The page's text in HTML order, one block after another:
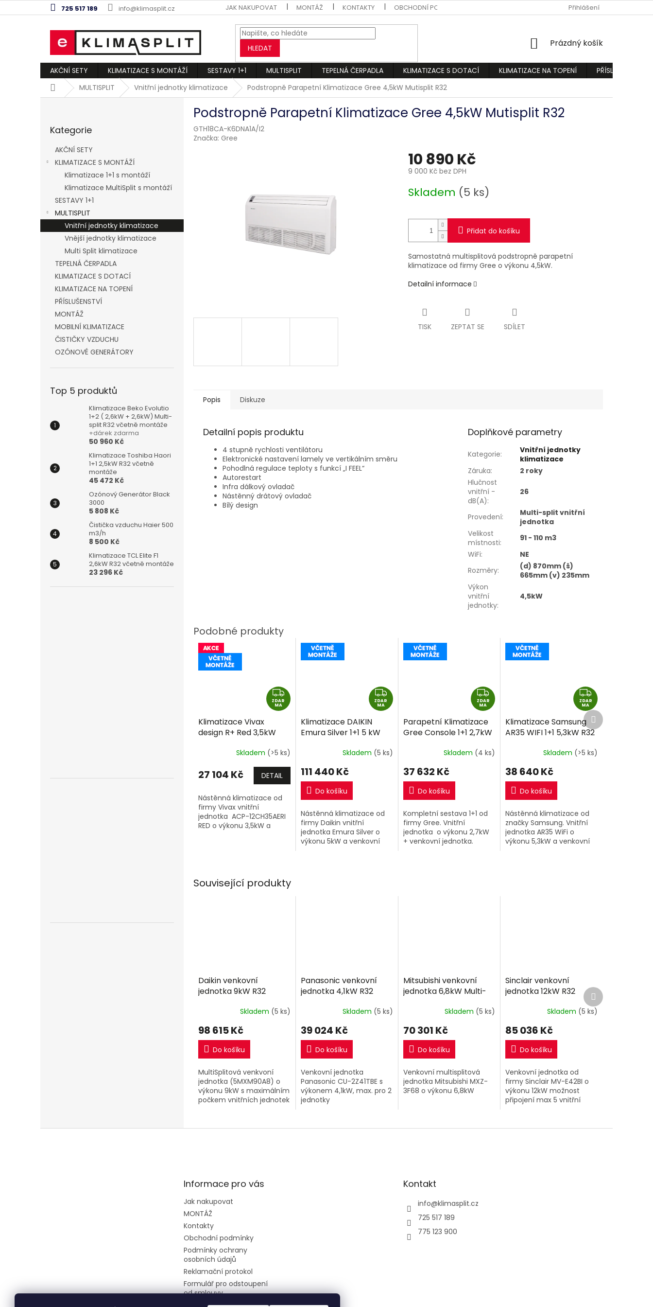
na
725 517 189 info@klimasplit.cz JAK NAKUPOVAT MONTÁŽ KONTAKTY OBCHODNÍ PODMÍNKY PODMÍNKY OCHRANY OSOBNÍCH ÚDAJŮ
Přihlášení
HLEDAT
NÁKUPNÍ
Prázdný košík
AKČNÍ SETY KLIMATIZACE S MONTÁŽÍ SESTAVY 1+1 MULTISPLIT TEPELNÁ ČERPADLA KLIMATIZACE S DOTACÍ KLIMATIZACE NA TOPENÍ
PŘÍSLUŠENSTVÍ
DomůMULTISPLIT Vnitřní jednotky klimatizace Podstropně Parapetní Klimatizace Gree 4,5kW Mutisplit R32
n
e
kategorie
Kategorie
AKČNÍ SETY
KLIMATIZACE S MONTÁŽÍ
Klimatizace 1+1 s montáží
Klimatizace MultiSplit s montáží
SESTAVY 1+1
MULTISPLIT
Vnitřní jednotky klimatizace
Vnější jednotky klimatizace
Multi Split klimatizace
TEPELNÁ ČERPADLA
KLIMATIZACE S DOTACÍ
KLIMATIZACE NA TOPENÍ
PŘÍSLUŠENSTVÍ
MONTÁŽ
MOBILNÍ KLIMATIZACE
ČISTIČKY VZDUCHU
OZÓNOVÉ GENERÁTORY
Top 5 produktů
Klimatizace Beko Evolutio
1+2 ( 2,6kW + 2,6kW) Multi-
split R32 včetně montáže
+dárek zdarma
50 960 Kč
Klimatizace Toshiba Haori
1+1 2,5kW R32 včetně
montáže
45 472 Kč
Ozónový Generátor Black
3000
5 808 Kč
Čistička vzduchu Haier 500
m3/h
8 500 Kč
Klimatizace TCL Elite F1
2,6kW R32 včetně montáže
23 296 Kč
Podstropně Parapetní Klimatizace Gree 4,5kW Mutisplit R32
GTH18CA-K6DNA1A/I2
Značka: Gree
10 890 Kč
9 000 Kč bez DPH
cena:
Skladem (5 ks)
Přidat do košíku
Samostatná multisplitová podstropně parapetní
klimatizace od firmy Gree o výkonu 4,5kW.
Detailní informace
TISK ZEPTAT SE SDÍLET
Související produkty
Daikin venkovní
jednotka 9kW R32
Skladem (5 ks)
98 615 Kč
Do košíku
MultiSplitová venkvoní
jednotka (5MXM90A8) o
výkonu 9kW s maximálním
počkem vnitřních jednotek
Panasonic venkovní
jednotka 4,1kW R32
Skladem (5 ks)
39 024 Kč
Do košíku
Venkovní jednotka
Panasonic CU-2Z41TBE s
výkonem 4,1kW, max. pro 2
jednotky
Mitsubishi venkovní
jednotka 6,8kW Multi-
Skladem (5 ks)
70 301 Kč
Do košíku
Venkovní multisplitová
jednotka Mitsubishi MXZ-
3F68 o výkonu 6,8kW
Sinclair venkovní
jednotka 12kW R32
Skladem (5 ks)
85 036 Kč
Do košíku
Venkovní jednotka od
firmy Sinclair MV-E42BI o
výkonu 12kW možnost
připojení max 5 vnitřní
Další
produkt
Popis Diskuze
Detailní popis produktu
4 stupně rychlosti ventilátoru
Elektronické nastavení lamely ve vertikálním směru
Pohodlná regulace teploty s funkcí „I FEEL“
Autorestart
Infra dálkový ovladač
Nástěnný drátový ovladač
Bílý design
Doplňkové parametry
Kategorie:
Vnitřní jednotky
klimatizace
Záruka:
2 roky
Hlučnost
vnitřní -
dB(A):
26
Provedení:
Multi-split vnitřní
jednotka
Velikost
místnosti:
91 - 110 m3
WiFi:
NE
Rozměry:
(d) 870mm (š)
665mm (v) 235mm
Výkon
vnitřní
jednotky:
4,5kW
Z
D
A
ZDAR
MA
Klimatizace Vivax
design R+ Red 3,5kW
+dárek zdarma
Skladem (>5 ks)
27 104 Kč DETAIL
Nástěnná klimatizace od
firmy Vivax vnitřní
jednotka ACP-12CH35AERI
RED o výkonu 3,5kW a
Z
D
A
ZDAR
MA
Klimatizace DAIKIN
Emura Silver 1+1 5 kW
Skladem (5 ks)
111 440 Kč
Do košíku
Nástěnná klimatizace od
firmy Daikin vnitřní
jednotka Emura Silver o
výkonu 5kW a venkovní
Z
D
R
M
A
ZDAR
MA
Parapetní Klimatizace
Gree Console 1+1 2,7kW
Skladem (4 ks)
37 632 Kč
Do košíku
Kompletní sestava 1+1 od
firmy Gree. Vnitřní
jednotka o výkonu 2,7kW
+ venkovní jednotka.
Z
D
A
R
M
A
ZDAR
MA
Klimatizace Samsung
AR35 WIFI 1+1 5,3kW R32
Skladem (>5 ks)
38 640 Kč
Do košíku
Nástěnná klimatizace od
značky Samsung. Vnitřní
jednotka AR35 WiFi o
výkonu 5,3kW a venkovní
Další
produkt
Informace pro vás
Jak nakupovat
MONTÁŽ
Kontakty
Obchodní podmínky
Podmínky ochrany
osobních údajů
Reklamační protokol
Formulář pro odstoupení
od smlouvy
Kontakt
info@klimasplit.cz
725 517 189
775 123 900